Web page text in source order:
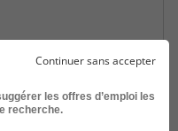
Continuer sans accepter
les offres d’emploi les
recherche.